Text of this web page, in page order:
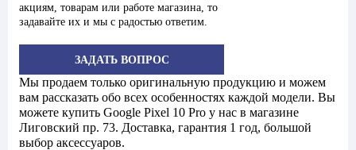
акциям, товарам или работе магазина, то
задавайте их и мы с радостью ответим.
ЗАДАТЬ ВОПРОС
Мы продаем только оригинальную продукцию и можем
вам рассказать обо всех особенностях каждой модели. Вы
можете купить Google Pixel 10 Pro у нас в магазине
Лиговский пр. 73. Доставка, гарантия 1 год, большой
выбор аксессуаров.